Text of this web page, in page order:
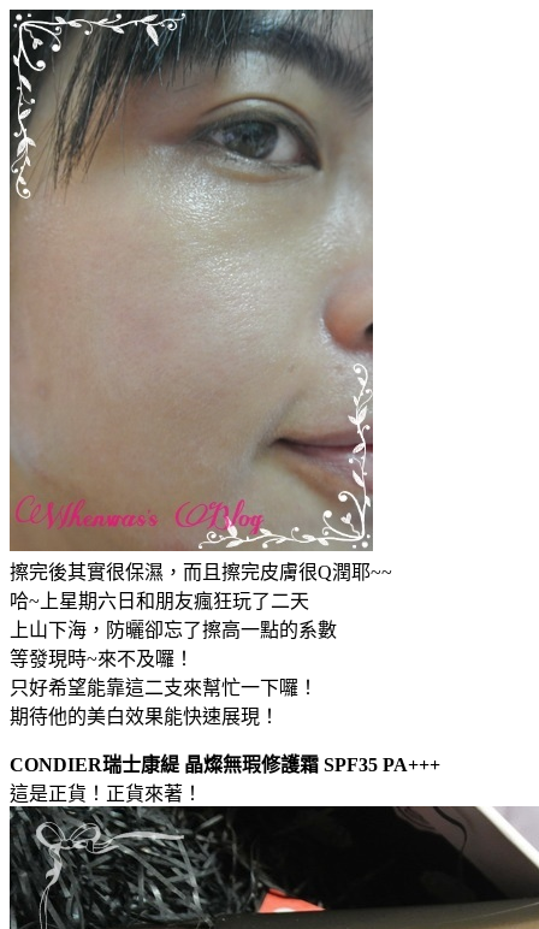
擦完後其實很保濕，而且擦完皮膚很Q潤耶~~
哈~上星期六日和朋友瘋狂玩了二天
上山下海，防曬卻忘了擦高一點的系數
等發現時~來不及囉！
只好希望能靠這二支來幫忙一下囉！
期待他的美白效果能快速展現！
CONDIER瑞士康緹 晶燦無瑕修護霜 SPF35 PA+++
這是正貨！正貨來著！